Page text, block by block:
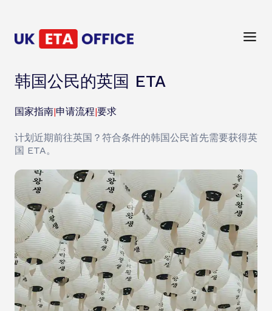
韩国公民的英国 ETA
国家指南|申请流程|要求
计划近期前往英国？符合条件的韩国公民首先需要获得英
国 ETA。